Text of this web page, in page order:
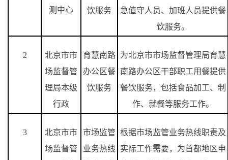
测中心
饮服务
急值守人员、加班人员提供餐
饮服务。
2
北京市市
场监督管
理局本级
行政
育慧南路
办公区餐
饮服务
为北京市市场监督管理局育慧
南路办公区干部职工用餐提供
餐饮服务，包括食品加工、制
作、就餐等服务工作。
3
北京市市
场监督管
市场监管
业务热线
根据市场监管业务热线职责及
实际工作需要，为首都地区申